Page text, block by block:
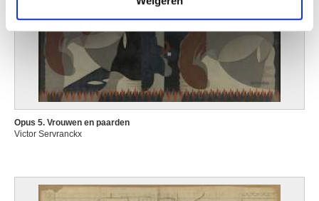
Opus 5. Vrouwen en paarden
Victor Servranckx